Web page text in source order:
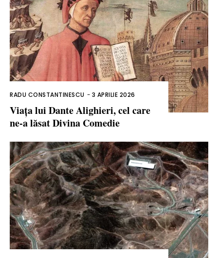
RADU CONSTANTINESCU - 3 APRILIE 2026
Viața lui Dante Alighieri, cel care
ne-a lăsat Divina Comedie